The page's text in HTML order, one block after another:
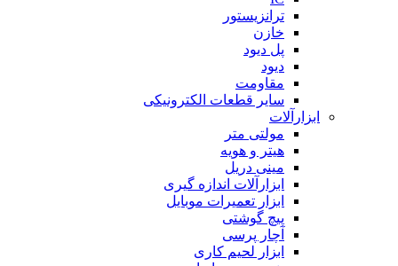
ترانزیستور
خازن
پل دیود
دیود
مقاومت
سایر قطعات الکترونیکی
ابزارآلات
مولتی متر
هیتر و هویه
مینی دریل
ابزارآلات اندازه گیری
ابزار تعمیرات موبایل
پیچ گوشتی
آچار پرسی
ابزار لحیم کاری